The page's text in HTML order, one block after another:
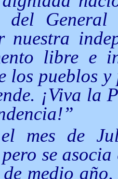
del
nuestra
libre e
los pueblos
¡Viva la
el mes de
se asocia
medio